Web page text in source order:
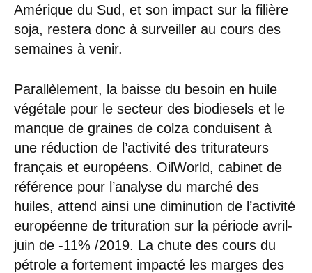
Amérique du Sud, et son impact sur la filière
soja, restera donc à surveiller au cours des
semaines à venir.
Parallèlement, la baisse du besoin en huile
végétale pour le secteur des biodiesels et le
manque de graines de colza conduisent à
une réduction de l’activité des triturateurs
français et européens. OilWorld, cabinet de
référence pour l’analyse du marché des
huiles, attend ainsi une diminution de l’activité
européenne de trituration sur la période avril-
juin de -11% /2019. La chute des cours du
pétrole a fortement impacté les marges des